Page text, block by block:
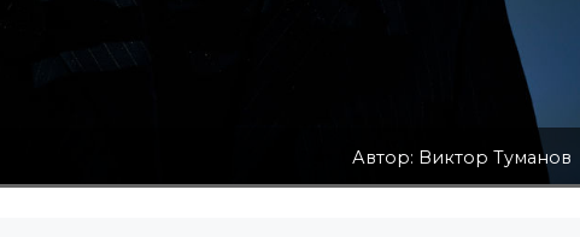
Автор: Виктор Туманов